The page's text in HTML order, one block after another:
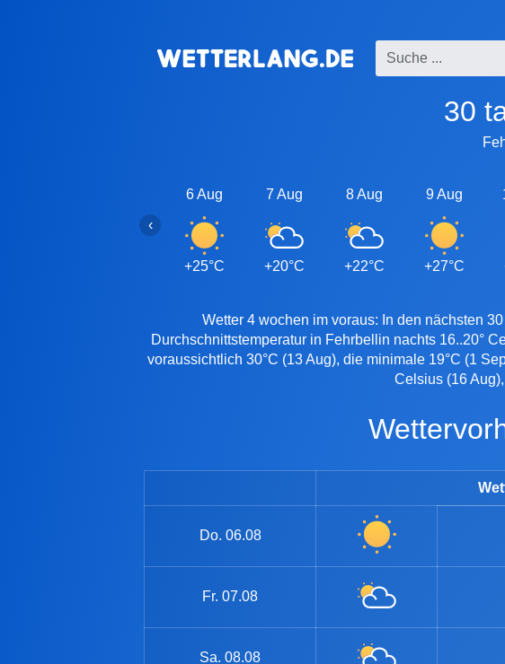
30
6 Aug
+25°C
7 Aug
+20°C
8 Aug
+22°C
9 Aug
+27°C
‹
Wetter 4 wochen im voraus: In den nächsten
Durchschnittstemperatur in Fehrbellin nachts 16..20°
voraussichtlich 30°C (13 Aug), die minimale 19°C (1
Celsius (16
Do. 06.08
Fr. 07.08
Sa. 08.08